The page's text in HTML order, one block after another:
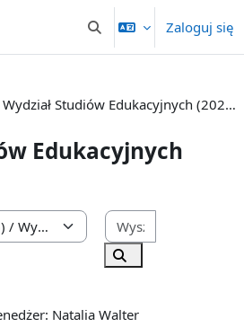
Przełącznik wyszukiwarki
Zaloguj się
Wydział Studiów Edukacyjnych (2025/26)
Edukacyjnych
Wyszukaj kursy
Natalia Walter